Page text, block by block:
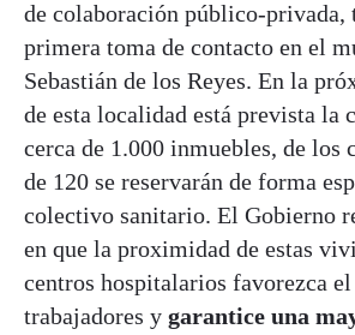
de colaboración público-privada,
primera toma de contacto en el
Sebastián de los Reyes. En la
de esta localidad está prevista la
cerca de 1.000 inmuebles, de los
de 120 se reservarán de forma
colectivo sanitario. El Gobierno
en que la proximidad de estas
centros hospitalarios favorezca
trabajadores y garantice una